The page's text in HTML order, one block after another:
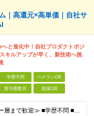
｜高還元×高単価｜自社サ
と進化中！自社プロダクトポジ
キルアップが早く、新技術へ挑
学歴不問 ベテランOK
賞与複数月 面接1回
≪IT未経験〜リーダー層まで歓迎≫ ■学歴不問 ■国籍不問 ★テスト／運用保守のみのご経験の方も歓迎です！ ≪歓迎要件≫ ・開発またはインフラいずれかの実務経験 ・AWSなどクラウド技術への興味・学